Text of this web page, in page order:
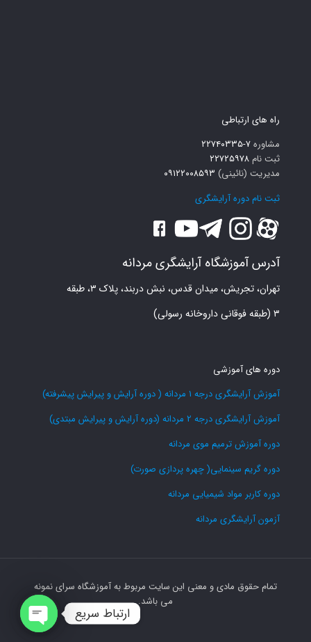
راه های ارتباطی
مشاوره۷-۲۲۷۴۰۳۳۵
ثبت نام ۲۲۷۲۵۹۷۸
مدیریت (نائینی) ۰۹۱۲۲۰۰۸۵۹۳
ثبت نام دوره آرایشگری
آدرس آموزشگاه آرایشگری مردانه
تهران، تجریش، میدان قدس، نبش دربند، پلاک ۳، طبقه
۳ (طبقه فوقانی داروخانه رسولی)
دوره های آموزشی
آموزش آرایشگری درجه 1 مردانه ( دوره آرایش و پیرایش پیشرفته)
آموزش آرایشگری درجه 2 مردانه (دوره آرایش و پیرایش مبتدی)
دوره آموزش ترمیم موی مردانه
دوره گریم سینمایی( چهره پردازی صورت)
دوره کاربر مواد شیمیایی مردانه
آزمون آرایشگری مردانه
تمام حقوق مادی و معنی این سایت مربوط به آموزشگاه سرای نمونه
می باشد.
ارتباط سریع